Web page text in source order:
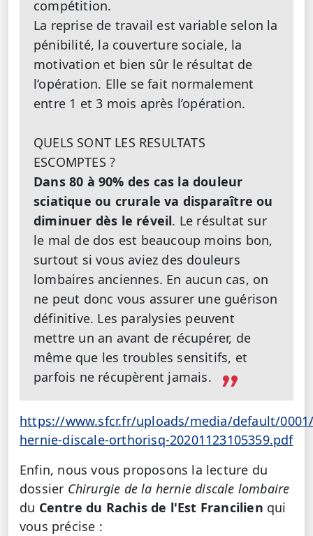
compétition.
La reprise de travail est variable selon la
pénibilité, la couverture sociale, la
motivation et bien sûr le résultat de
l’opération. Elle se fait normalement
entre 1 et 3 mois après l’opération.
QUELS SONT LES RESULTATS
ESCOMPTES ?
Dans 80 à 90% des cas la douleur
sciatique ou crurale va disparaître ou
diminuer dès le réveil. Le résultat sur
le mal de dos est beaucoup moins bon,
surtout si vous aviez des douleurs
lombaires anciennes. En aucun cas, on
ne peut donc vous assurer une guérison
définitive. Les paralysies peuvent
mettre un an avant de récupérer, de
même que les troubles sensitifs, et
parfois ne récupèrent jamais.
https://www.sfcr.fr/uploads/media/default/
hernie-discale-orthorisq-20201123105359.pdf
Enfin, nous vous proposons la lecture du
dossier Chirurgie de la hernie discale lombaire
du Centre du Rachis de l'Est Francilien qui
vous précise :